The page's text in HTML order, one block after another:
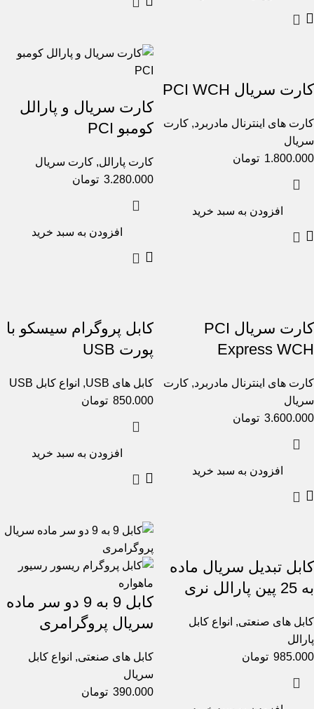
کارت سریال PCI WCH
کارت های اینترنال مادربرد, کارت
سریال
1.800.000 تومان
افزودن به سبد خرید
کارت سریال و پارالل
کومبو PCI
کارت پارالل, کارت سریال
3.280.000 تومان
افزودن به سبد خرید
کارت سریال PCI
Express WCH
کارت های اینترنال مادربرد, کارت
سریال
3.600.000 تومان
افزودن به سبد خرید
کابل پروگرام سیسکو با
پورت USB
کابل های USB , انواع کابل USB
850.000 تومان
افزودن به سبد خرید
کابل تبدیل سریال ماده
به 25 پین پارالل نری
کابل های صنعتی, انواع کابل
پارالل
985.000 تومان
کابل 9 به 9 دو سر ماده
سریال پروگرامری
کابل های صنعتی, انواع کابل
سریال
390.000 تومان